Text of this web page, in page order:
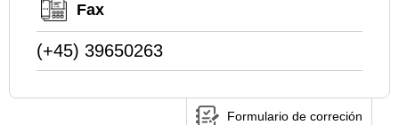
Fax
(+45) 39650263
Formulario de correción